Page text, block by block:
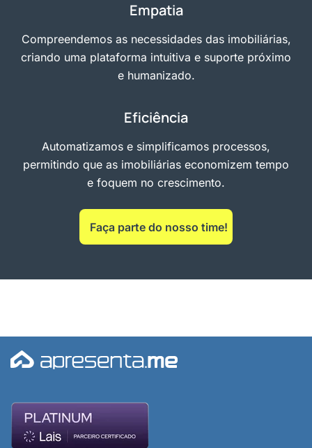
Empatia
Compreendemos as necessidades das imobiliárias,
criando uma plataforma intuitiva e suporte próximo
e humanizado.
Eficiência
Automatizamos e simplificamos processos,
permitindo que as imobiliárias economizem tempo
e foquem no crescimento.
Faça parte do nosso time!